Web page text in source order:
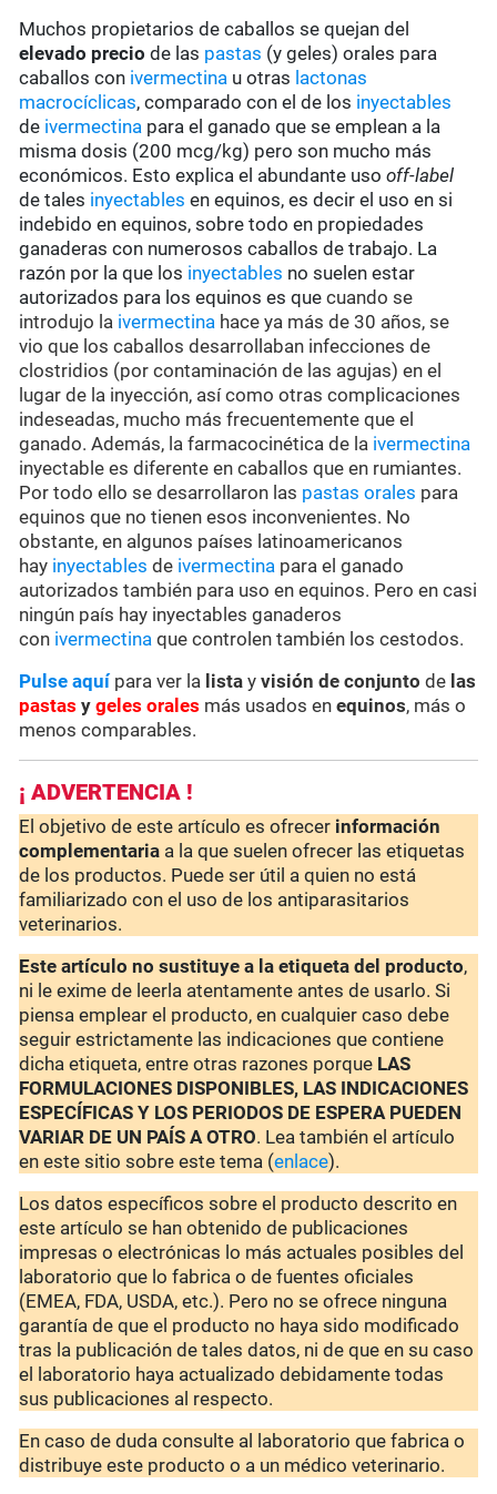
Muchos propietarios de caballos se quejan del
elevado precio de las pastas (y geles) orales para
caballos con ivermectina u otras lactonas
macrocíclicas, comparado con el de los inyectables
de ivermectina para el ganado que se emplean a la
misma dosis (200 mcg/kg) pero son mucho más
económicos. Esto explica el abundante usooff-label
de tales inyectables en equinos, es decir el uso en si
indebido en equinos, sobre todo en propiedades
ganaderas con numerosos caballos de trabajo. La
razón por la que los inyectables no suelen estar
autorizados para los equinos es quecuando se
introdujo la ivermectina hace ya más de 30 años, se
vio que los caballos desarrollaban infecciones de
clostridios (por contaminación de las agujas) en el
lugar de la inyección, así como otras complicaciones
indeseadas, mucho más frecuentemente que el
ganado. Además, la farmacocinética de la ivermectina
inyectable es diferente en caballos que en rumiantes.
Por todo ello se desarrollaron las pastas orales para
equinos que no tienen esos inconvenientes. No
obstante, en algunos países latinoamericanos
hay inyectables de ivermectina para el ganado
autorizados también para uso en equinos. Pero en casi
ningún país hay inyectables ganaderos
con ivermectina que controlen también los cestodos.
Pulse aquípara ver la lista yvisión de conjunto de las
pastas ygeles orales más usados en equinos, más o
menos comparables.
¡ ADVERTENCIA !
El objetivo de este artículo es ofrecer información
complementaria a la que suelen ofrecer las etiquetas
de los productos. Puede ser útil a quien no está
familiarizado con el uso de los antiparasitarios
veterinarios.
Este artículo no sustituye a la etiqueta del producto,
ni le exime de leerla atentamente antes de usarlo. Si
piensa emplear el producto, en cualquier caso debe
seguir estrictamente las indicaciones que contiene
dicha etiqueta, entre otras razones porque LAS
FORMULACIONES DISPONIBLES, LAS INDICACIONES
ESPECÍFICAS Y LOS PERIODOS DE ESPERA PUEDEN
VARIAR DE UN PAÍS A OTRO. Lea también el artículo
en este sitio sobre este tema (enlace).
Los datos específicos sobre el producto descrito en
este artículo se han obtenido de publicaciones
impresas o electrónicas lo más actuales posibles del
laboratorio que lo fabrica o de fuentes oficiales
(EMEA, FDA, USDA, etc.). Pero no se ofrece ninguna
garantía de que el producto no haya sido modificado
tras la publicación de tales datos, ni de que en su caso
el laboratorio haya actualizado debidamente todas
sus publicaciones al respecto.
En caso de duda consulte al laboratorio que fabrica o
distribuye este producto o a un médico veterinario.